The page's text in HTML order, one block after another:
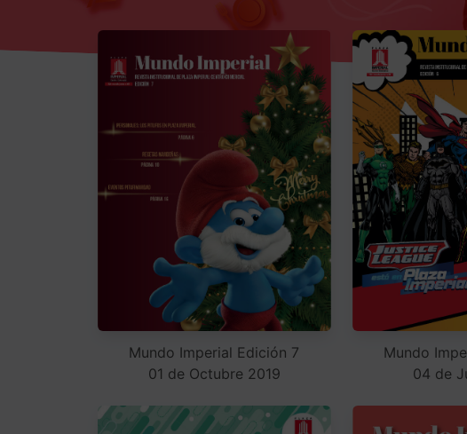
Mundo Imperial Edición 7
01 de Octubre 2019
Mundo
04 de